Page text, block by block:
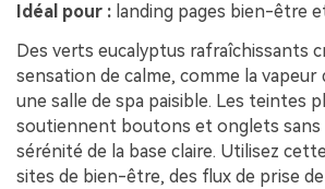
Idéal pour : landing pages bien-être
Des verts eucalyptus rafraîchissants
sensation de calme, comme la vapeur
une salle de spa paisible. Les teintes
soutiennent boutons et onglets sans
sérénité de la base claire. Utilisez
sites de bien-être, des flux de prise